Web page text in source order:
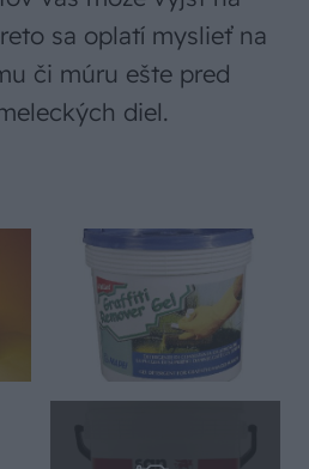
sa oplatí myslieť na
či múru ešte pred
diel.